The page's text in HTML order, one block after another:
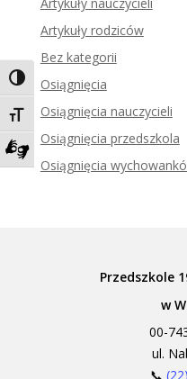
Toggle High Contrast
Toggle Font size
Zadzwoń do tłumacza
Artykuły rodziców
Bez kategorii
Osiągnięcia
Osiągnięcia nauczycieli
Osiągnięcia przedszkola
Osiągnięcia
Przedszkole
w
00-
ul.
📞